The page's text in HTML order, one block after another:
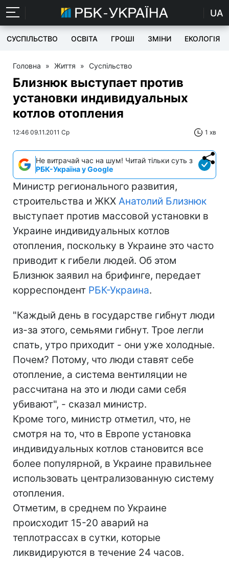
UA
СУСПІЛЬСТВО ОСВІТА ГРОШІ ЗМІНИ ЕКОЛОГІЯ
Головна » Життя » Суспільство
Близнюк выступает против
установки индивидуальных
котлов отопления
12:46 09.11.2011 Ср 1 хв
Не витрачай час на шум! Читай тільки суть з
РБК-Україна у Google
Министр регионального развития,
строительства и ЖКХ Анатолий Близнюк
выступает против массовой установки в
Украине индивидуальных котлов
отопления, поскольку в Украине это часто
приводит к гибели людей. Об этом
Близнюк заявил на брифинге, передает
корреспондент РБК-Украина.
"Каждый день в государстве гибнут люди
из-за этого, семьями гибнут. Трое легли
спать, утро приходит - они уже холодные.
Почем? Потому, что люди ставят себе
отопление, а система вентиляции не
рассчитана на это и люди сами себя
убивают", - сказал министр.
Кроме того, министр отметил, что, не
смотря на то, что в Европе установка
индивидуальных котлов становится все
более популярной, в Украине правильнее
использовать централизованную систему
отопления.
Отметим, в среднем по Украине
происходит 15-20 аварий на
теплотрассах в сутки, которые
ликвидируются в течение 24 часов.